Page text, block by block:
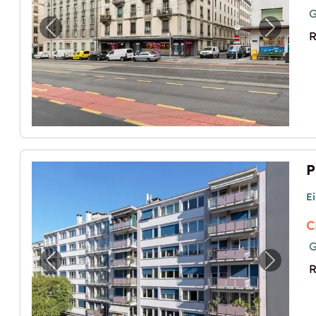
Vorheriges Bild für "Dépôt au centre ville
Vorheriges Bild für "Proche charmilles /